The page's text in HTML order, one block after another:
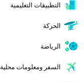
التطبيقات التعليمية
الحركة
الرياضة
السفر ومعلومات محلية